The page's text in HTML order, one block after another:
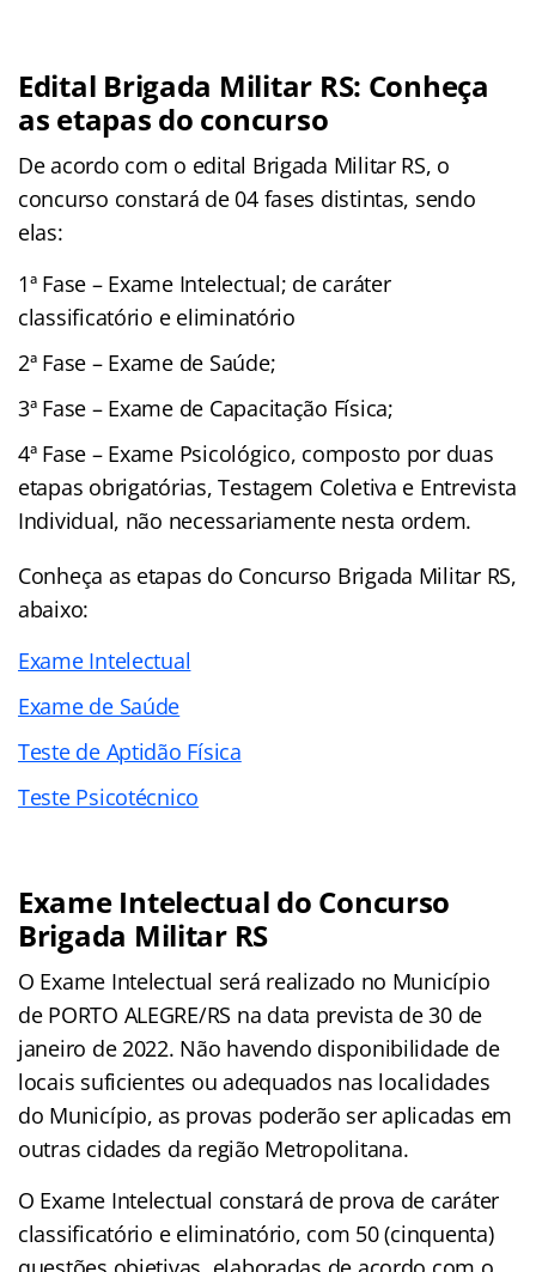
Edital Brigada Militar RS: Conheça
as etapas do concurso
De acordo com o edital Brigada Militar RS, o
concurso constará de 04 fases distintas, sendo
elas:
1ª Fase – Exame Intelectual; de caráter
classificatório e eliminatório
2ª Fase – Exame de Saúde;
3ª Fase – Exame de Capacitação Física;
4ª Fase – Exame Psicológico, composto por duas
etapas obrigatórias, Testagem Coletiva e Entrevista
Individual, não necessariamente nesta ordem.
Conheça as etapas do Concurso Brigada Militar RS,
abaixo:
Exame Intelectual
Exame de Saúde
Teste de Aptidão Física
Teste Psicotécnico
Exame Intelectual do Concurso
Brigada Militar RS
O Exame Intelectual será realizado no Município
de PORTO ALEGRE/RS na data prevista de 30 de
janeiro de 2022. Não havendo disponibilidade de
locais suficientes ou adequados nas localidades
do Município, as provas poderão ser aplicadas em
outras cidades da região Metropolitana.
O Exame Intelectual constará de prova de caráter
classificatório e eliminatório, com 50 (cinquenta)